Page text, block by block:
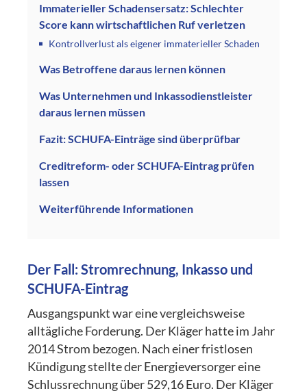
Immaterieller Schadensersatz: Schlechter
Score kann wirtschaftlichen Ruf verletzen
Kontrollverlust als eigener immaterieller Schaden
Was Betroffene daraus lernen können
Was Unternehmen und Inkassodienstleister
daraus lernen müssen
Fazit: SCHUFA-Einträge sind überprüfbar
Creditreform- oder SCHUFA-Eintrag prüfen
lassen
Weiterführende Informationen
Der Fall: Stromrechnung, Inkasso und
SCHUFA-Eintrag
Ausgangspunkt war eine vergleichsweise
alltägliche Forderung. Der Kläger hatte im Jahr
2014 Strom bezogen. Nach einer fristlosen
Kündigung stellte der Energieversorger eine
Schlussrechnung über 529,16 Euro. Der Kläger